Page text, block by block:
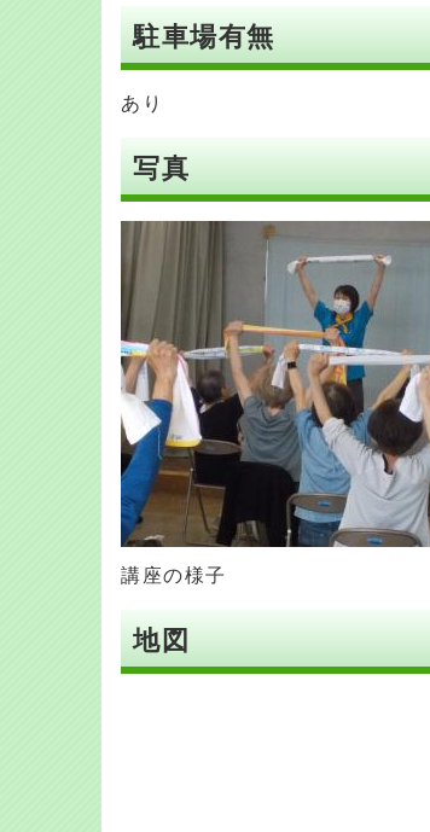
駐車場有無
あり
写真
講座の様子
地図